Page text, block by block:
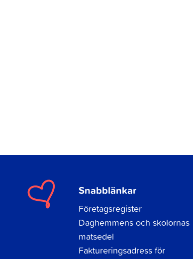
Snabblänkar
Företagsregister
Daghemmens och skolornas
matsedel
Faktureringsadress för